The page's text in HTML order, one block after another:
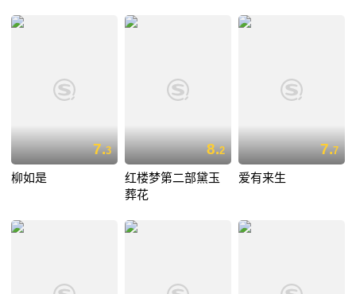
7.3
柳如是
8.2
红楼梦第二部黛玉
葬花
7.7
爱有来生